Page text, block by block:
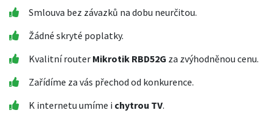
Smlouva bez závazků na dobu neurčitou.
Žádné skryté poplatky.
Kvalitní router Mikrotik RBD52G za zvýhodněnou cenu.
Zařídíme za vás přechod od konkurence.
K internetu umíme i chytrou TV.